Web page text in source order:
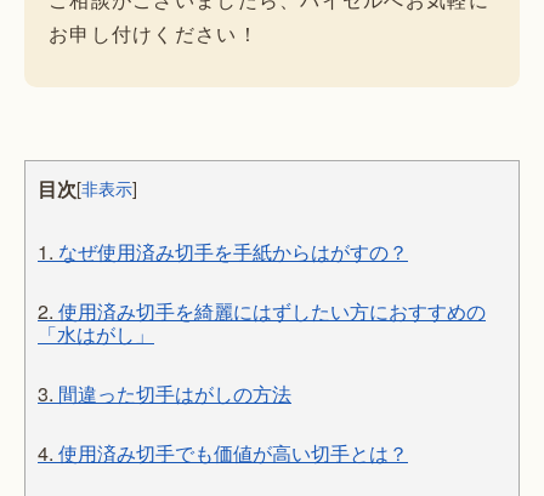
お申し付けください！
目次[非表示]
1. なぜ使用済み切手を手紙からはがすの？
2. 使用済み切手を綺麗にはずしたい方におすすめの
「水はがし」
3. 間違った切手はがしの方法
4. 使用済み切手でも価値が高い切手とは？